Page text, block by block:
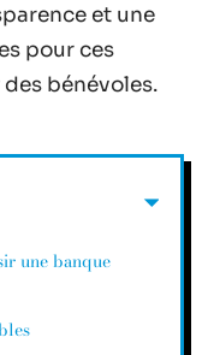
et une
pour ces
bénévoles.
une banque